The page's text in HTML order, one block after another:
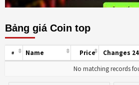
Bảng giá Coin top
# Name Price Changes
No matching records